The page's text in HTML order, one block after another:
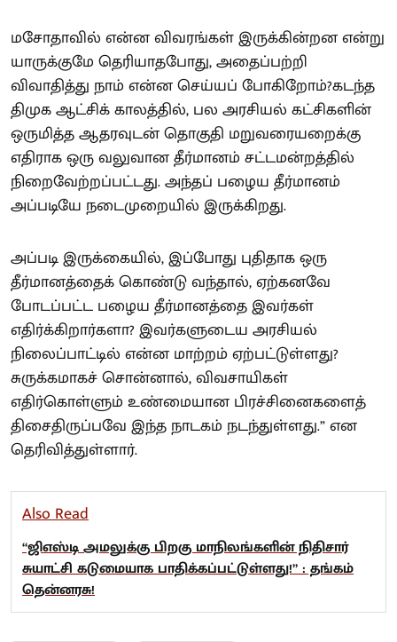
மசோதாவில் என்ன விவரங்கள் இருக்கின்றன என்று
யாருக்குமே தெரியாதபோது, அதைப்பற்றி
விவாதித்து நாம் என்ன செய்யப் போகிறோம்?கடந்த
திமுக ஆட்சிக் காலத்தில், பல அரசியல் கட்சிகளின்
ஒருமித்த ஆதரவுடன் தொகுதி மறுவரையறைக்கு
எதிராக ஒரு வலுவான தீர்மானம் சட்டமன்றத்தில்
நிறைவேற்றப்பட்டது. அந்தப் பழைய தீர்மானம்
அப்படியே நடைமுறையில் இருக்கிறது.
அப்படி இருக்கையில், இப்போது புதிதாக ஒரு
தீர்மானத்தைக் கொண்டு வந்தால், ஏற்கனவே
போடப்பட்ட பழைய தீர்மானத்தை இவர்கள்
எதிர்க்கிறார்களா? இவர்களுடைய அரசியல்
நிலைப்பாட்டில் என்ன மாற்றம் ஏற்பட்டுள்ளது?
சுருக்கமாகச் சொன்னால், விவசாயிகள்
எதிர்கொள்ளும் உண்மையான பிரச்சினைகளைத்
திசைதிருப்பவே இந்த நாடகம் நடந்துள்ளது.” என
தெரிவித்துள்ளார்.
Also Read
“ஜிஎஸ்டி அமலுக்கு பிறகு மாநிலங்களின் நிதிசார்
சுயாட்சி கடுமையாக பாதிக்கப்பட்டுள்ளது!” : தங்கம்
தென்னரசு!